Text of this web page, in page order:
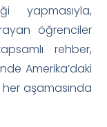
yapmasıyla,
öğrenciler
rehber,
Amerika’daki
aşamasında